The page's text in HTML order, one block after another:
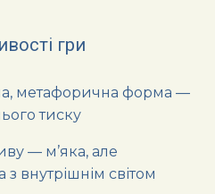
гри
метафорична форма —
тиску
— м’яка, але
внутрішнім світом